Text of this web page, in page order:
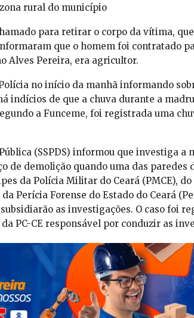
rural do município
para retirar o corpo da vítima,
que o homem foi contratado
Alves Pereira, era agricultor.
no início da manhã informando
indícios de que a chuva durante a
a Funceme, foi registrada uma
(SSPDS) informou que investiga a
de demolição quando uma das paredes
da Polícia Militar do Ceará (PMCE),
da Perícia Forense do Estado do Ceará
as investigações. O caso foi
PC-CE responsável por conduzir as